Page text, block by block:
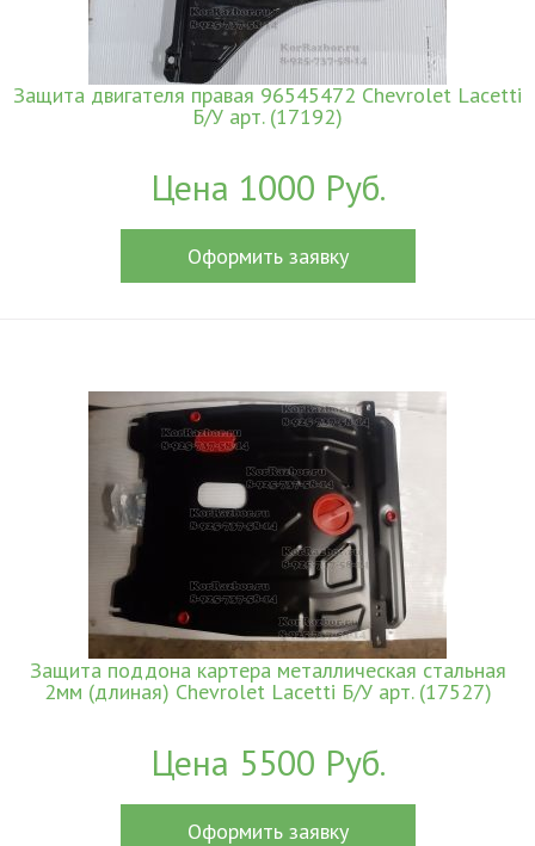
Защита двигателя правая 96545472 Chevrolet Lacetti
Б/У арт. (17192)
Цена 1000 Руб.
Оформить заявку
Защита поддона картера металлическая стальная
2мм (длиная) Chevrolet Lacetti Б/У арт. (17527)
Цена 5500 Руб.
Оформить заявку